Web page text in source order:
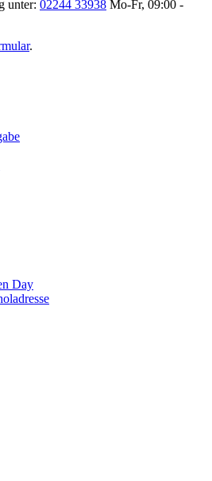
unter: 02244 33938 Mo-Fr, 09:00 -
.
Day